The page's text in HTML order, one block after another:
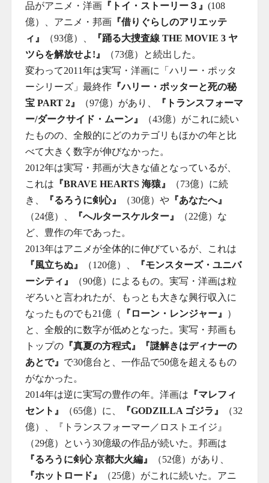
品がアニメ・洋画『トイ・ストーリー３』 (108
億）、アニメ・邦画『借りぐらしのアリエッテ
ィ』
（93億）、
『踊る大捜査線 THE MOVIE 3 ヤ
ツらを解放せよ!』
（73億）と続出した。
変わって2011年は実写・洋画に「ハリー・ポッタ
ーシリーズ」最終作『ハリー・ポッターと死の秘
宝 PART 2』
（97億）があり、
『トランスフォーマ
ー/ダークサイド・ムーン』
（43億）がこれに続い
たものの、全般的にどのカテゴリもほかの年と比
べて大きく数字が伸びなかった。
2012年は実写・邦画が大きな値となっているが、
これは 『BRAVE HEARTS 海猿』
（73億）に続
き、
『るろうに剣心』 （30億）や『あなたへ』
（24億）、
『へルタースケルター』
（22億）な
ど、豊作の年であった。
2013年はアニメが全体的に伸びているが、これは
『風立ちぬ』
（120億）、
『モンスターズ・ユニバ
ーシティ』
（90億）によるもの。実写・洋画は粒
ぞろいと言われたが、もっとも大きな興行収入に
なったものでも21億（
『ローン・レンジャー』
）
と、全般的に数字が低めとなった。実写・邦画も
トップの『真夏の方程式』『謎解きはディナーの
あとで』 で30億台と、一作品で50億を超えるもの
がなかった。
2014年は逆に実写の豊作の年。洋画は 『マレフィ
セント』
（65億）に、 『GODZILLA ゴジラ』
（32
億）、『トランスフォーマー／ロストエイジ』
（29億）という30億級の作品が続いた。邦画は
『るろうに剣心 京都大火編』
（52億）があり、
『ホットロード』
（25億）がこれに続いた。アニ